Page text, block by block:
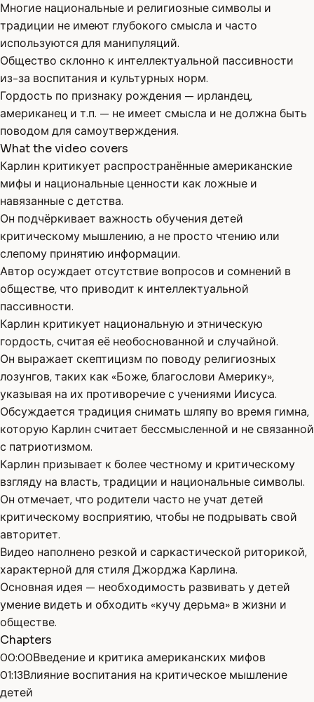
Многие национальные и религиозные символы и
традиции не имеют глубокого смысла и часто
используются для манипуляций.
Общество склонно к интеллектуальной пассивности
из-за воспитания и культурных норм.
Гордость по признаку рождения — ирландец,
американец и т.п. — не имеет смысла и не должна быть
поводом для самоутверждения.
What the video covers
Карлин критикует распространённые американские
мифы и национальные ценности как ложные и
навязанные с детства.
Он подчёркивает важность обучения детей
критическому мышлению, а не просто чтению или
слепому принятию информации.
Автор осуждает отсутствие вопросов и сомнений в
обществе, что приводит к интеллектуальной
пассивности.
Карлин критикует национальную и этническую
гордость, считая её необоснованной и случайной.
Он выражает скептицизм по поводу религиозных
лозунгов, таких как «Боже, благослови Америку»,
указывая на их противоречие с учениями Иисуса.
Обсуждается традиция снимать шляпу во время гимна,
которую Карлин считает бессмысленной и не связанной
с патриотизмом.
Карлин призывает к более честному и критическому
взгляду на власть, традиции и национальные символы.
Он отмечает, что родители часто не учат детей
критическому восприятию, чтобы не подрывать свой
авторитет.
Видео наполнено резкой и саркастической риторикой,
характерной для стиля Джорджа Карлина.
Основная идея — необходимость развивать у детей
умение видеть и обходить «кучу дерьма» в жизни и
обществе.
Chapters
00:00Введение и критика американских мифов
01:13Влияние воспитания на критическое мышление
детей